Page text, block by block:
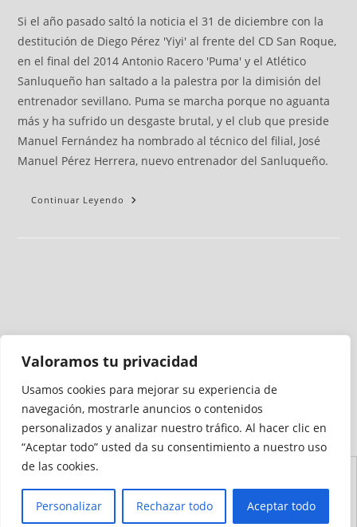
Valoramos tu privacidad
Usamos cookies para mejorar su experiencia de
navegación, mostrarle anuncios o contenidos
personalizados y analizar nuestro tráfico. Al hacer clic en
“Aceptar todo” usted da su consentimiento a nuestro uso
de las cookies.
Personalizar Rechazar todo Aceptar todo
Si el año pasado saltó la noticia el 31 de diciembre con la
destitución de Diego Pérez 'Yiyi' al frente del CD San Roque,
en el final del 2014 Antonio Racero 'Puma' y el Atlético
Sanluqueño han saltado a la palestra por la dimisión del
entrenador sevillano. Puma se marcha porque no aguanta
más y ha sufrido un desgaste brutal, y el club que preside
Manuel Fernández ha nombrado al técnico del filial, José
Manuel Pérez Herrera, nuevo entrenador del Sanluqueño.
Continuar Leyendo
Medio auditado por
Accesibilidad
Sitio
Cookies
Privacidad